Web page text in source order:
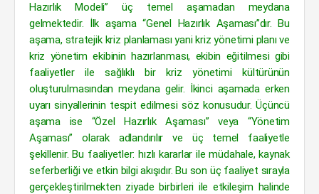
Hazırlık Modeli” üç temel aşamadan meydana
gelmektedir. İlk aşama “Genel Hazırlık Aşaması”dır. Bu
aşama, stratejik kriz planlaması yani kriz yönetimi planı ve
kriz yönetim ekibinin hazırlanması, ekibin eğitilmesi gibi
faaliyetler ile sağlıklı bir kriz yönetimi kültürünün
oluşturulmasından meydana gelir. İkinci aşamada erken
uyarı sinyallerinin tespit edilmesi söz konusudur. Üçüncü
aşama ise “Özel Hazırlık Aşaması” veya “Yönetim
Aşaması” olarak adlandırılır ve üç temel faaliyetle
şekillenir. Bu faaliyetler: hızlı kararlar ile müdahale, kaynak
seferberliği ve etkin bilgi akışıdır. Bu son üç faaliyet sırayla
gerçekleştirilmekten ziyade birbirleri ile etkileşim halinde